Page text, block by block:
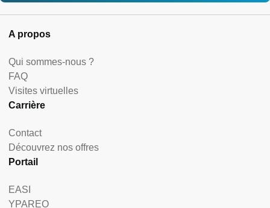
A propos
Qui sommes-nous ?
FAQ
Visites virtuelles
Carrière
Contact
Découvrez nos offres
Portail
EASI
YPAREO